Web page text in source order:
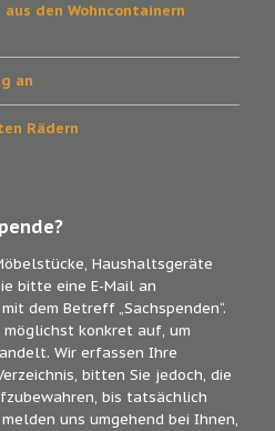
den Wohncontainern
an
Rädern
Haushaltsgeräte
bitte eine E-Mail an
dem Betreff „Sachspenden“.
konkret auf, um
Wir erfassen Ihre
bitten Sie jedoch, die
bis tatsächlich
uns umgehend bei Ihnen,